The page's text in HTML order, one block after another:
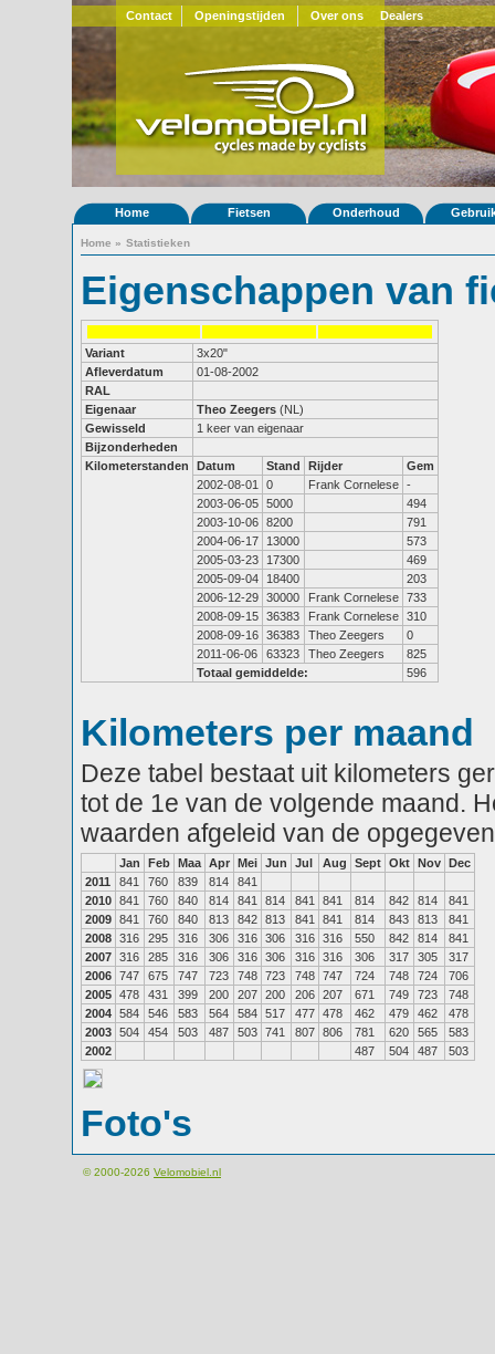
Contact Openingstijden Over ons Dealers
Home Fietsen Onderhoud
Home » Statistieken
Eigenschappen van
Variant
3x20"
Afleverdatum
01-08-2002
RAL
Eigenaar
Theo Zeegers (NL)
Gewisseld
1 keer van eigenaar
Bijzonderheden
Kilometerstanden
Datum Stand Rijder
Gem
2002-08-01
0 Frank Cornelese -
2003-06-05 5000
494
2003-10-06 8200
791
2004-06-17
13000
573
2005-03-23
17300
469
2005-09-04
18400
203
2006-12-29 30000 Frank Cornelese 733
2008-09-15 36383 Frank Cornelese 310
2008-09-16 36383 Theo Zeegers
0
2011-06-06
63323 Theo Zeegers
825
Totaal gemiddelde:
596
Kilometers per maand
Deze tabel bestaat uit kilometers
tot de 1e van de volgende maand.
waarden afgeleid van de
Jan Feb Maa Apr Mei Jun Jul Aug Sept Okt Nov Dec
2011
841 760 839 814
841
2010 841 760 840 814 841 814 841 841 814 842 814
841
2009 841 760 840 813 842 813 841 841 814 843 813
841
2008 316 295 316 306 316 306 316 316 550 842 814
841
2007 316 285 316 306 316 306 316 316 306 317 305
317
2006 747 675 747 723 748 723 748 747 724 748 724
706
2005 478 431 399 200 207 200 206 207 671 749 723
748
2004 584 546 583 564 584 517 477 478 462 479 462
478
2003 504 454 503 487 503 741 807 806 781 620 565
583
2002
487 504 487 503
Foto's
© 2000-2026 Velomobiel.nl